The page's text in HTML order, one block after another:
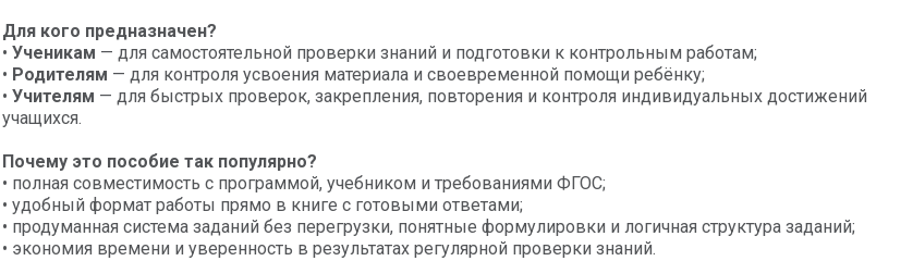
Для кого предназначен?
• Ученикам — для самостоятельной проверки знаний и подготовки к контрольным работам;
• Родителям — для контроля усвоения материала и своевременной помощи ребёнку;
• Учителям — для быстрых проверок, закрепления, повторения и контроля индивидуальных достижений
учащихся.
Почему это пособие так популярно?
• полная совместимость с программой, учебником и требованиями ФГОС;
• удобный формат работы прямо в книге с готовыми ответами;
• продуманная система заданий без перегрузки, понятные формулировки и логичная структура заданий;
• экономия времени и уверенность в результатах регулярной проверки знаний.